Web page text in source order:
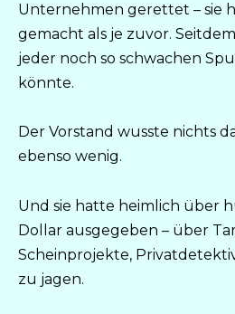
Unternehmen gerettet – sie
gemacht als je zuvor.
jeder noch so schwachen
könnte.
Der Vorstand wusste nichts
ebenso wenig.
Und sie hatte heimlich über
Dollar ausgegeben – über
Scheinprojekte,
zu jagen.